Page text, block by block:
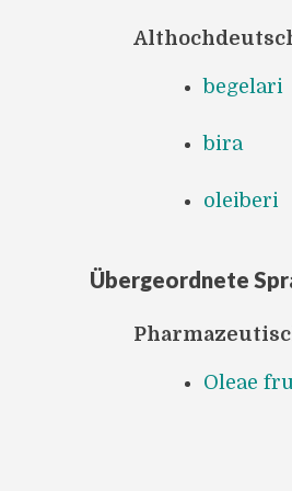
begelari
bira
oleiberi
Übergeordnete
Oleae